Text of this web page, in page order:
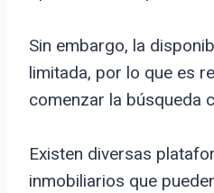
Sin embargo, la
limitada, por lo que es
comenzar la búsqueda
Existen diversas
inmobiliarios que